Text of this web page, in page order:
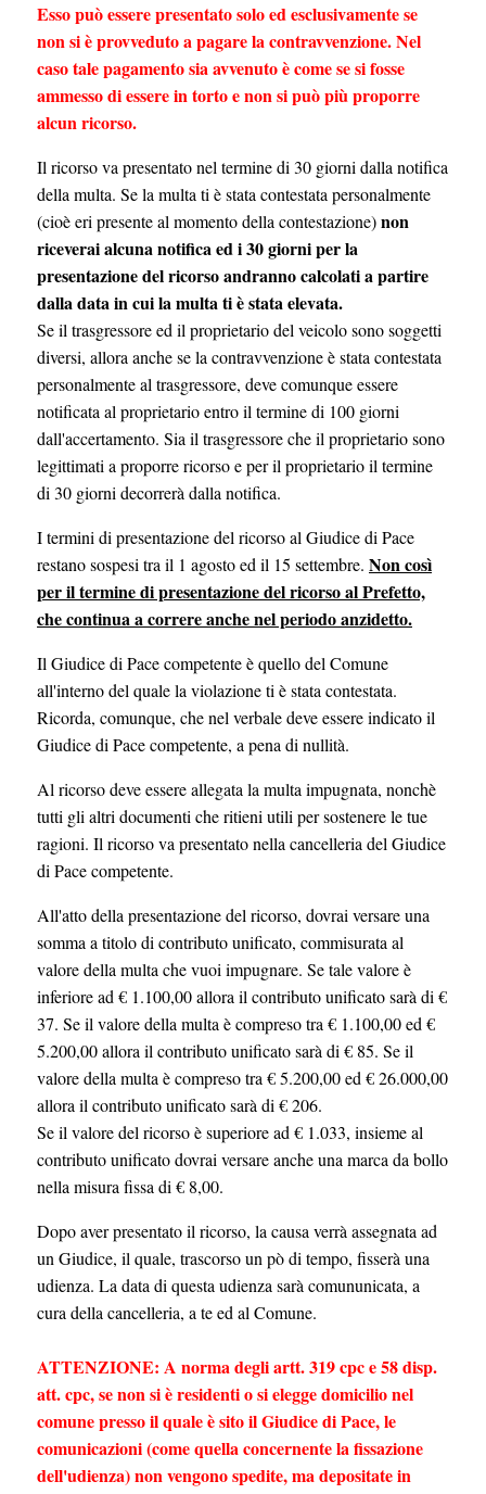
Esso può essere presentato solo ed esclusivamente se
non si è provveduto a pagare la contravvenzione. Nel
caso tale pagamento sia avvenuto è come se si fosse
ammesso di essere in torto e non si può più proporre
alcun ricorso.
Il ricorso va presentato nel termine di 30 giorni dalla notifica
della multa. Se la multa ti è stata contestata personalmente
(cioè eri presente al momento della contestazione)non
riceverai alcuna notifica ed i 30 giorni per la
presentazione del ricorso andranno calcolati a partire
dalla data in cui la multa ti è stata elevata.
Se il trasgressore ed il proprietario del veicolo sono soggetti
diversi, allora anche se la contravvenzione è stata contestata
personalmente al trasgressore, deve comunque essere
notificata al proprietario entro il termine di 100 giorni
dall'accertamento. Sia il trasgressore che il proprietario sono
legittimati a proporre ricorso e per il proprietario il termine
di 30 giorni decorrerà dalla notifica.
I termini di presentazione del ricorso al Giudice di Pace
restano sospesi tra il 1 agosto ed il 15 settembre. Non così
per il termine di presentazione del ricorso al Prefetto,
che continua a correre anche nel periodo anzidetto.
Il Giudice di Pace competente è quello del Comune
all'interno del quale la violazione ti è stata contestata.
Ricorda, comunque, che nel verbale deve essere indicato il
Giudice di Pace competente, a pena di nullità.
Al ricorso deve essere allegata la multa impugnata, nonchè
tutti gli altri documenti che ritieni utili per sostenere le tue
ragioni. Il ricorso va presentato nella cancelleria del Giudice
di Pace competente.
All'atto della presentazione del ricorso, dovrai versare una
somma a titolo di contributo unificato, commisurata al
valore della multa che vuoi impugnare. Se tale valore è
inferiore ad € 1.100,00 allora il contributo unificato sarà di €
37. Se il valore della multa è compreso tra € 1.100,00 ed €
5.200,00 allora il contributo unificato sarà di € 85. Se il
valore della multa è compreso tra € 5.200,00 ed € 26.000,00
allora il contributo unificato sarà di € 206.
Se il valore del ricorso è superiore ad € 1.033, insieme al
contributo unificato dovrai versare anche una marca da bollo
nella misura fissa di € 8,00.
Dopo aver presentato il ricorso, la causa verrà assegnata ad
un Giudice, il quale, trascorso un pò di tempo, fisserà una
udienza. La data di questa udienza sarà comununicata, a
cura della cancelleria, a te ed al Comune.
ATTENZIONE: A norma degli artt. 319 cpc e 58 disp.
att. cpc, se non si è residenti o si elegge domicilio nel
comune presso il quale è sito il Giudice di Pace, le
comunicazioni (come quella concernente la fissazione
dell'udienza) non vengono spedite, ma depositate in